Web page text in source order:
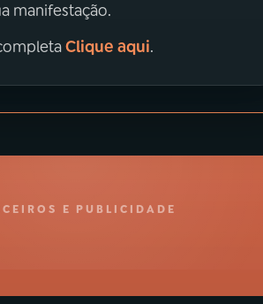
manifestação.
Clique aqui.
E PUBLICIDADE